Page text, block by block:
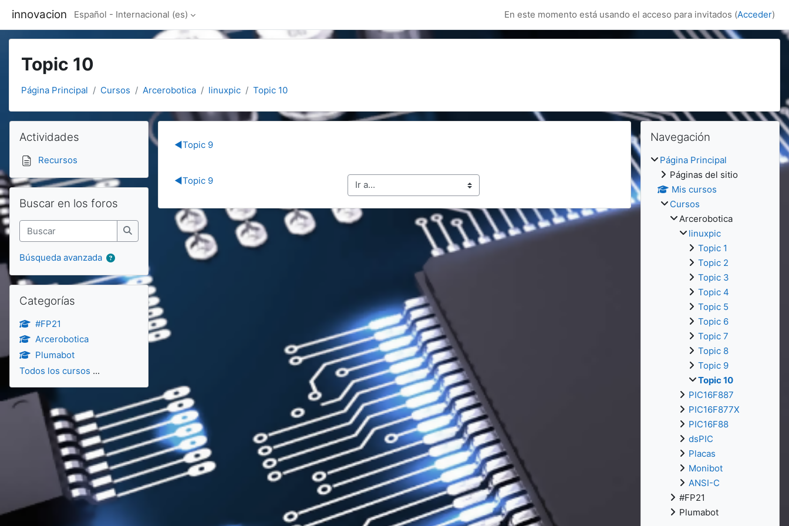
innovacion Español - Internacional ‎(es)‎ En este momento está usando el acceso para invitados (Acceder)
Topic 10
Página Principal Cursos Arcerobotica linuxpic Topic 10
Section outline
◀︎Topic 9
◀︎Topic 9
Bloques
Salta Actividades
Actividades
Recursos
Salta Buscar en los foros
Buscar en los foros
Buscar
Buscar
Búsqueda avanzada
Salta Categorías
Categorías
#FP21
Arcerobotica
Plumabot
Todos los cursos ...
Bloques
Salta Navegación
Navegación
Página Principal
Páginas del sitio
Mis cursos
Cursos
Arcerobotica
linuxpic
Topic 1
Topic 2
Topic 3
Topic 4
Topic 5
Topic 6
Topic 7
Topic 8
Topic 9
Topic 10
PIC16F887
PIC16F877X
PIC16F88
dsPIC
Placas
Monibot
ANSI-C
#FP21
Plumabot